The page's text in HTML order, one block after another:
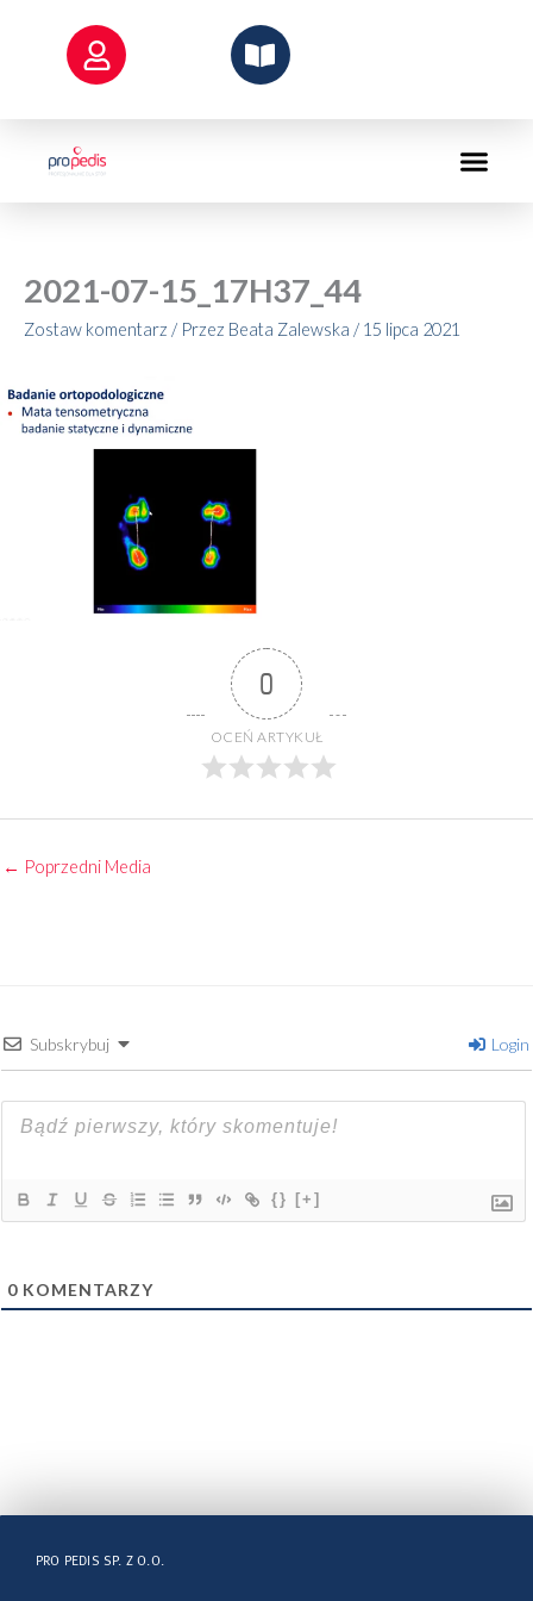
2021-07-15_17H37_44
Zostaw komentarz / Przez Beata Zalewska / 15 lipca 2021
0
OCEŃ ARTYKUŁ
← Poprzedni Media
Subskrybuj Login
{} [+]
0 KOMENTARZY
PRO PEDIS SP. Z O.O.